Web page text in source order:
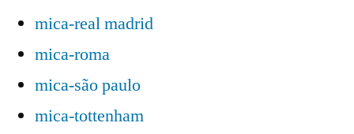
mica-real madrid
mica-roma
mica-são paulo
mica-tottenham